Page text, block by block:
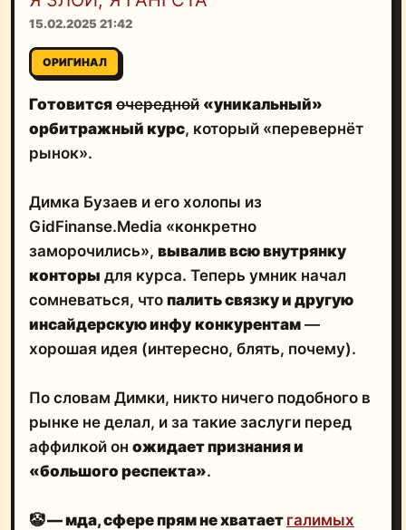
15.02.2025 21:42
ОРИГИНАЛ
Готовится очередной «уникальный»
орбитражный курс, который «перевернёт
рынок».
Димка Бузаев и его холопы из
GidFinanse.Media «конкретно
заморочились», вывалив всю внутрянку
конторы для курса. Теперь умник начал
сомневаться, что палить связку и другую
инсайдерскую инфу конкурентам —
хорошая идея (интересно, блять, почему).
По словам Димки, никто ничего подобного в
рынке не делал, и за такие заслуги перед
аффилкой он ожидает признания и
«большого респекта».
🤡 — мда, сфере прям не хватает галимых